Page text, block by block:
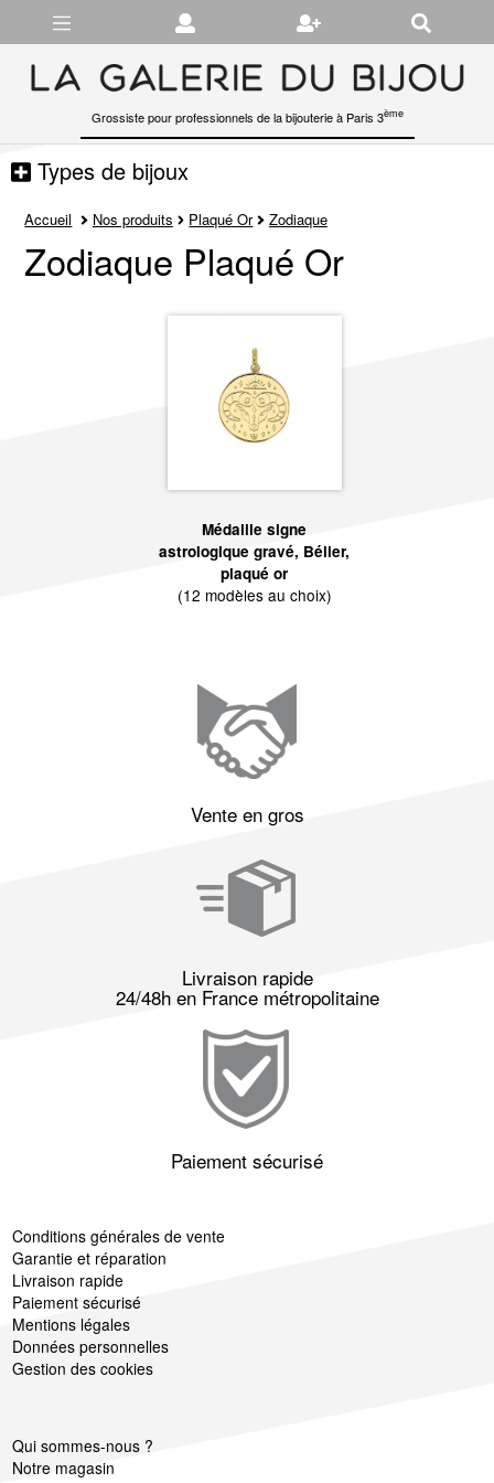
Grossiste pour professionnels de la bijouterie à Paris 3ème
Types de bijoux
Accueil Nos produits Plaqué Or Zodiaque
Zodiaque Plaqué Or
Médaille signe
astrologique gravé, Bélier,
plaqué or
(12 modèles au choix)
Vente en gros
Livraison rapide
24/48h en France métropolitaine
Paiement sécurisé
Conditions générales de vente
Garantie et réparation
Livraison rapide
Paiement sécurisé
Mentions légales
Données personnelles
Gestion des cookies
Qui sommes-nous ?
Notre magasin
Gérer les préférences en matière de cookies